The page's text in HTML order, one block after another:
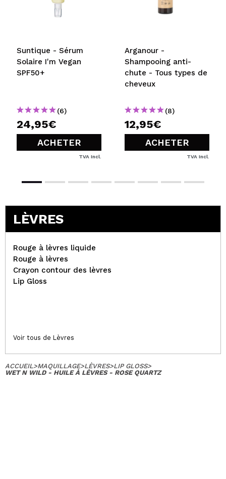
Suntique - Sérum
Solaire I'm Vegan
SPF50+
(6)
24,95€
ACHETER
TVA Incl.
Arganour -
Shampooing anti-
chute - Tous types de
cheveux
(8)
12,95€
ACHETER
TVA Incl.
LÈVRES
Rouge à lèvres liquide
Rouge à lèvres
Crayon contour des lèvres
Lip Gloss
Voir tous de Lèvres
ACCUEIL>MAQUILLAGE>LÈVRES>LIP GLOSS>
WET N WILD - HUILE À LÈVRES - ROSE QUARTZ